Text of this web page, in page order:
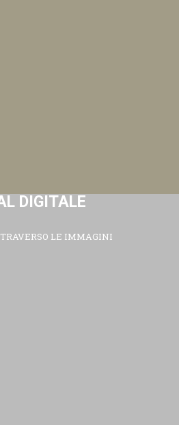
DIGITALE
LE IMMAGINI